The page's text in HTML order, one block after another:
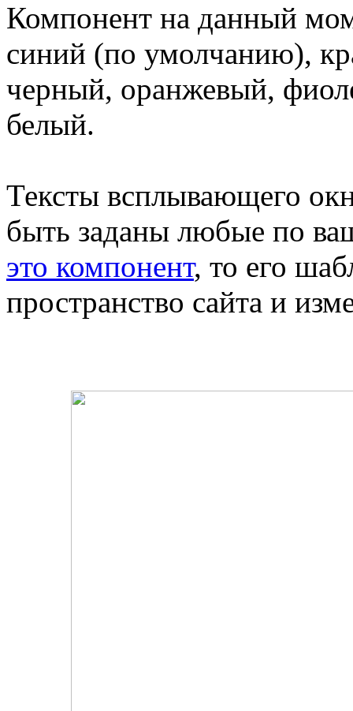
Компонент на данный
синий (по умолчанию),
черный, оранжевый,
белый.
Тексты всплывающего
быть заданы любые по
это компонент, то его
пространство сайта и